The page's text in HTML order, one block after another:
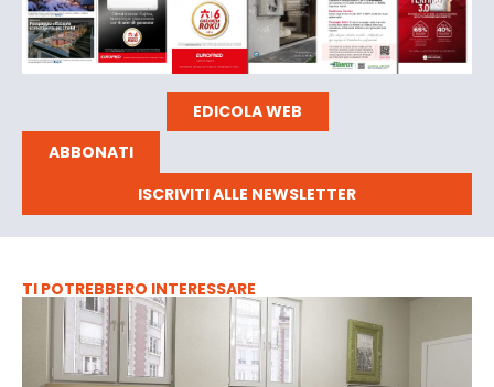
EDICOLA WEB
ABBONATI
ISCRIVITI ALLE NEWSLETTER
TI POTREBBERO INTERESSARE